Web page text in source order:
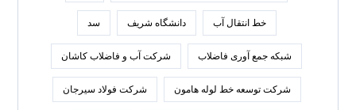
خط انتقال آب دانشگاه شریف سد
شبکه جمع آوری فاضلاب شرکت آب و فاضلاب کاشان
شرکت توسعه خط لوله هامون شرکت فولاد سيرجان